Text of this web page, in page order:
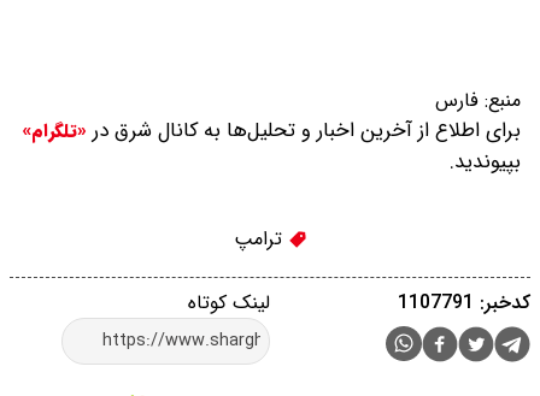
منبع: فارس
برای اطلاع از آخرین اخبار و تحلیل‌ها به کانال شرق در «تلگرام»
بپیوندید.
ترامپ
لینک کوتاه کدخبر: 1107791